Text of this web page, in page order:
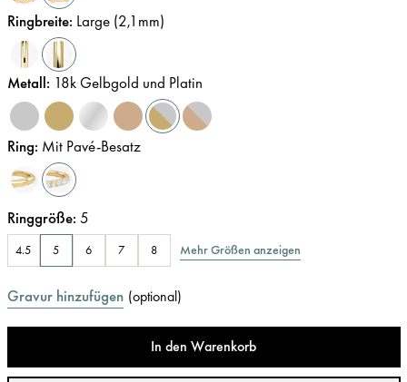
Ringbreite: Large (2,1mm)
Metall: 18k Gelbgold und Platin
Ring: Mit Pavé-Besatz
Ringgröße: 5
4.5 5 6 7 8 Mehr Größen anzeigen
Gravur hinzufügen (optional)
In den Warenkorb